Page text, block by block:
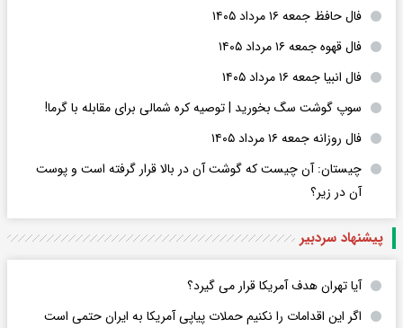
فال حافظ جمعه ۱۶ مرداد ۱۴۰۵
فال قهوه جمعه ۱۶ مرداد ۱۴۰۵
فال انبیا جمعه ۱۶ مرداد ۱۴۰۵
سوپ گوشت سگ بخورید | توصیه کره شمالی برای مقابله با گرما!
فال روزانه جمعه ۱۶ مرداد ۱۴۰۵
چیستان: آن چیست که گوشت آن در بالا قرار گرفته است و پوست
آن در زیر؟
پیشنهاد سردبیر
آیا تهران هدف آمریکا قرار می گیرد؟
اگر این اقدامات را نکنیم حملات پیاپی آمریکا به ایران حتمی است